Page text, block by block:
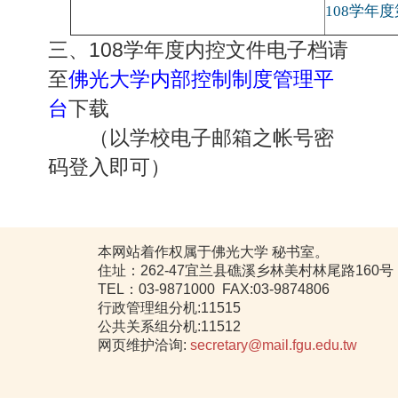
108学年
三、 108学年度内控文件电子档请
至佛光大学内部控制制度管理平
台下载
（以学校电子邮箱之帐号密
码登入即可）
本网站着作权属于佛光大学 秘书室。
住址：262-47宜兰县礁溪乡林美村林尾路160号
TEL：03-9871000 FAX:03-9874806
行政管理组分机:11515
公共关系组分机:11512
网页维护洽询: secretary@mail.fgu.edu.tw